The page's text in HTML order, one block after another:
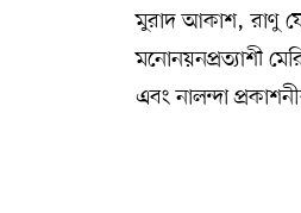
মুরাদ আকাশ, রাণু
মনোনয়নপ্রত্যাশী
এবং নালন্দা